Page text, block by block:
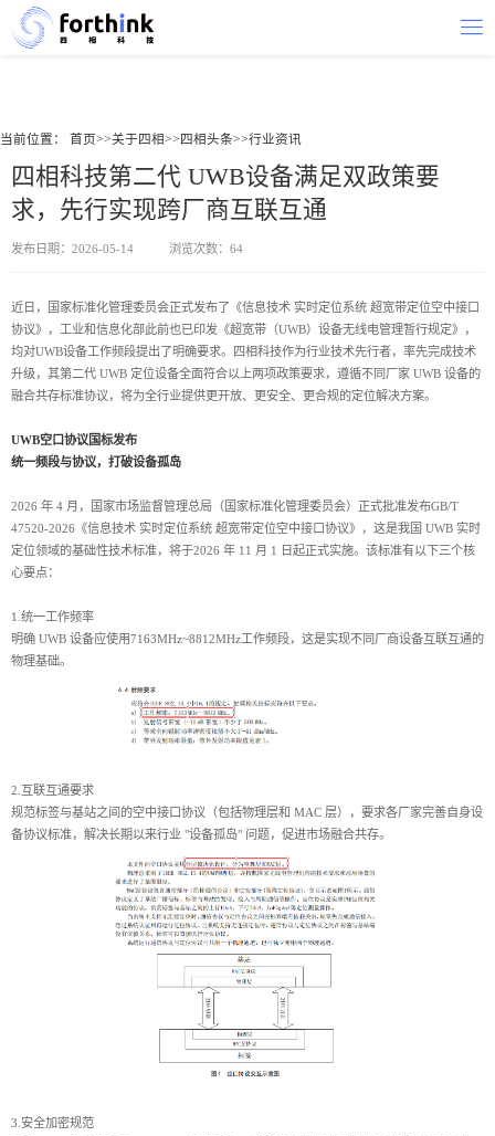
当前位置： 首页>>关于四相>> 四相头条>>行业资讯
四相科技第二代 UWB设备满足双政策要
求，先行实现跨厂商互联互通
发布日期：2026-05-14 浏览次数：64
近日，国家标准化管理委员会正式发布了《信息技术 实时定位系统 超宽带定位空中接口
协议》，工业和信息化部此前也已印发《超宽带（UWB）设备无线电管理暂行规定》，
均对UWB设备工作频段提出了明确要求。四相科技作为行业技术先行者，率先完成技术
升级，其第二代 UWB 定位设备全面符合以上两项政策要求，遵循不同厂家 UWB 设备的
融合共存标准协议，将为全行业提供更开放、更安全、更合规的定位解决方案。
UWB空口协议国标发布
统一频段与协议，打破设备孤岛
2026 年 4 月，国家市场监督管理总局（国家标准化管理委员会）正式批准发布GB/T
47520-2026《信息技术 实时定位系统 超宽带定位空中接口协议》，这是我国 UWB 实时
定位领域的基础性技术标准，将于2026 年 11 月 1 日起正式实施。该标准有以下三个核
心要点：
1.统一工作频率
明确 UWB 设备应使用7163MHz~8812MHz工作频段，这是实现不同厂商设备互联互通的
物理基础。
2.互联互通要求
规范标签与基站之间的空中接口协议（包括物理层和 MAC 层），要求各厂家完善自身设
备协议标准，解决长期以来行业 "设备孤岛" 问题，促进市场融合共存。
3.安全加密规范